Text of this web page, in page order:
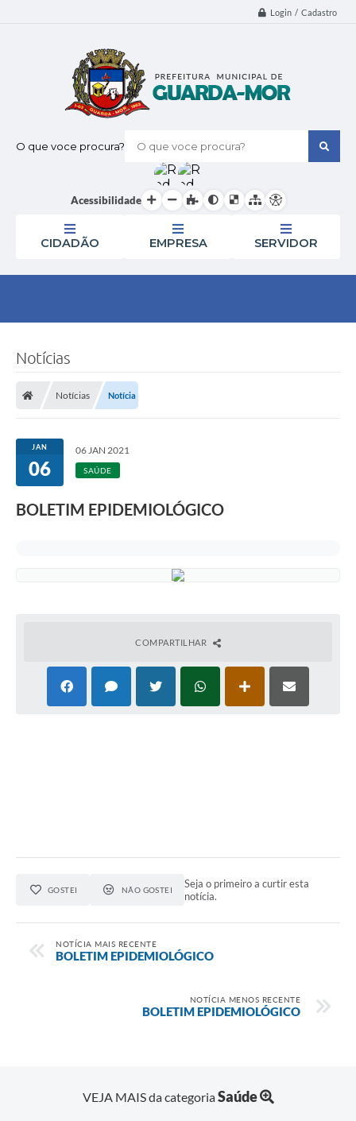
Login / Cadastro
O que voce procura?
Acessibilidade
CIDADÃO EMPRESA SERVIDOR
Notícias
Notícias Notícia
JAN
06
06 JAN 2021
SAÚDE
BOLETIM EPIDEMIOLÓGICO
COMPARTILHAR
GOSTEI NÃO GOSTEI
Seja o primeiro a curtir esta
notícia.
NOTÍCIA MAIS RECENTE
BOLETIM EPIDEMIOLÓGICO
NOTÍCIA MENOS RECENTE
BOLETIM EPIDEMIOLÓGICO
VEJA MAIS da categoriaSaúde